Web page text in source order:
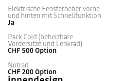
Elektrische Fensterheber vorne
und hinten mit Schnellfunktion
Ja
Pack Cold (beheizbare
Vordersitze und Lenkrad)
CHF 500Option
Notrad
CHF 200Option